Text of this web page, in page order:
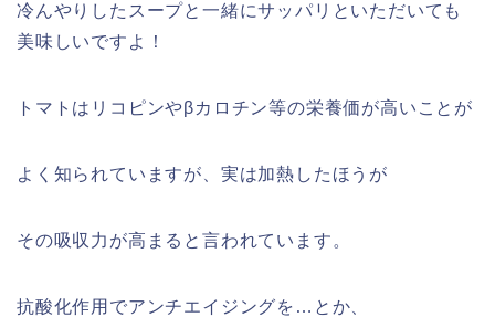
冷んやりしたスープと一緒にサッパリといただいても
美味しいですよ！
トマトはリコピンやβカロチン等の栄養価が高いことが
よく知られていますが、実は加熱したほうが
その吸収力が高まると言われています。
抗酸化作用でアンチエイジングを…とか、